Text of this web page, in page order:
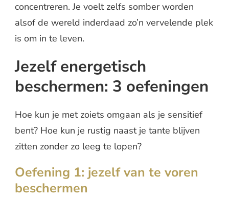
concentreren. Je voelt zelfs somber worden
alsof de wereld inderdaad zo’n vervelende plek
is om in te leven.
Jezelf energetisch
beschermen: 3 oefeningen
Hoe kun je met zoiets omgaan als je sensitief
bent? Hoe kun je rustig naast je tante blijven
zitten zonder zo leeg te lopen?
Oefening 1: jezelf van te voren
beschermen